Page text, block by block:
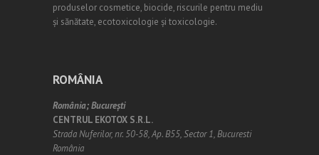
produselor cosmetice, biocide, riscurile pentru mediu
și sănătate, ecotoxicologie și toxicologie.
ROMÂNIA
România;Bucureşti
CENTRUL EKOTOX S.R.L.
Strada Nuferilor, nr. 50-58, Ap. B55, Sector 1, Bucuresti
România